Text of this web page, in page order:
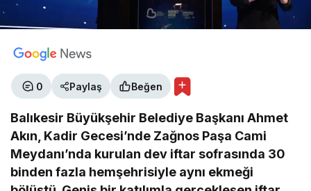
0 Paylaş Beğen
Balıkesir Büyükşehir Belediye Başkanı Ahmet
Akın, Kadir Gecesi’nde Zağnos Paşa Cami
Meydanı’nda kurulan dev iftar sofrasında 30
binden fazla hemşehrisiyle aynı ekmeği